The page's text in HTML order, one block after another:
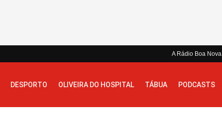
A Rádio Boa Nova
DESPORTO OLIVEIRA DO HOSPITAL TÁBUA PODCASTS